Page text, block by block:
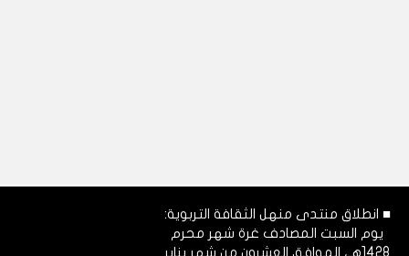
■ انطلاق منتدى منهل الثقافة التربوية:
يوم السبت المصادف غرة شهر محرم
1428هـ، الموافق العشرون من شهر يناير